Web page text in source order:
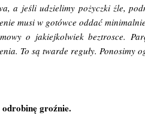
a jeśli udzielimy pożyczki źle,
musi w gotówce oddać
o jakiejkolwiek beztrosce.
To są twarde reguły. Ponosimy
odrobinę groźnie.